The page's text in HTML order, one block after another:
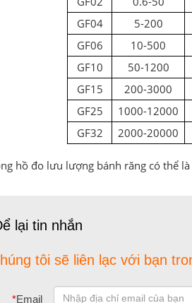
GF04
5-200
GF06
10-500
GF10
50-1200
GF15
200-3000
GF25
1000-12000
GF32
2000-20000
hồ đo lưu lượng bánh răng có thể
lại tin nhắn
tôi sẽ liên lạc với bạn
*Email